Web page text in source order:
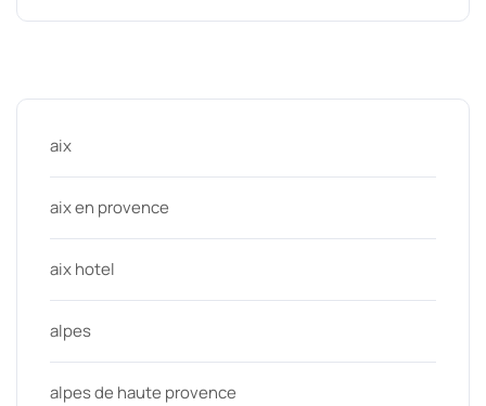
aix
aix en provence
aix hotel
alpes
alpes de haute provence